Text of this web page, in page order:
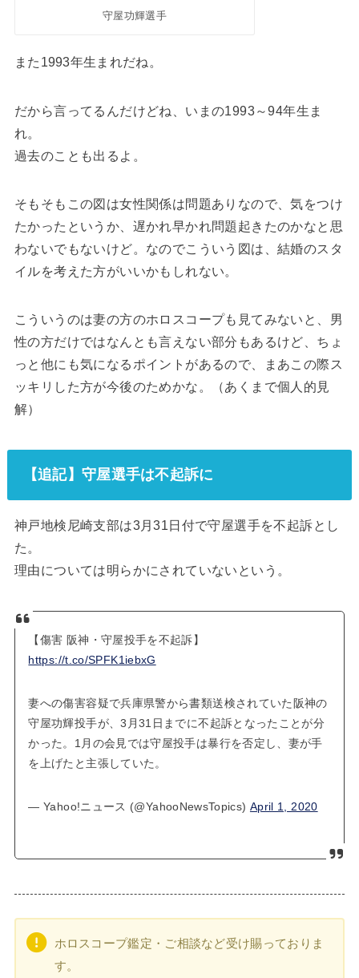
守屋功輝選手
また1993年生まれだね。
だから言ってるんだけどね、いまの1993～94年生ま
れ。
過去のことも出るよ。
そもそもこの図は女性関係は問題ありなので、気をつけ
たかったというか、遅かれ早かれ問題起きたのかなと思
わないでもないけど。なのでこういう図は、結婚のスタ
イルを考えた方がいいかもしれない。
こういうのは妻の方のホロスコープも見てみないと、男
性の方だけではなんとも言えない部分もあるけど、ちょ
っと他にも気になるポイントがあるので、まあこの際ス
ッキリした方が今後のためかな。（あくまで個人的見
解）
【追記】守屋選手は不起訴に
神戸地検尼崎支部は3月31日付で守屋選手を不起訴とし
た。
理由については明らかにされていないという。
【傷害 阪神・守屋投手を不起訴】
https://t.co/SPFK1iebxG
妻への傷害容疑で兵庫県警から書類送検されていた阪神の
守屋功輝投手が、3月31日までに不起訴となったことが分
かった。1月の会見では守屋投手は暴行を否定し、妻が手
を上げたと主張していた。
— Yahoo!ニュース (@YahooNewsTopics) April 1, 2020
ホロスコープ鑑定・ご相談など受け賜っておりま
す。